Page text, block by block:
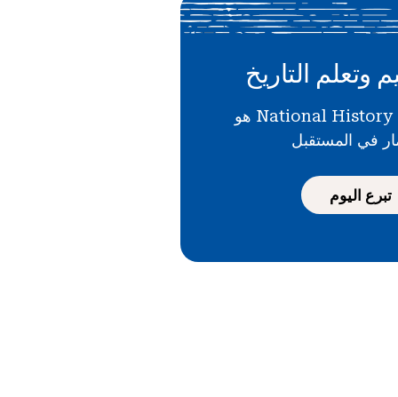
وتعلم التاريخ
دعمك لـ National History Day هو
في المستقبل
تبرع اليوم